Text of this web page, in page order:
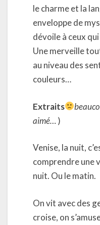
le charme et la
enveloppe de
dévoile à ceux
Une merveille
au niveau des
couleurs…
Extraits
aimé… )
Venise, la nuit,
comprendre une
nuit. Ou le matin.
On vit avec des
croise, on